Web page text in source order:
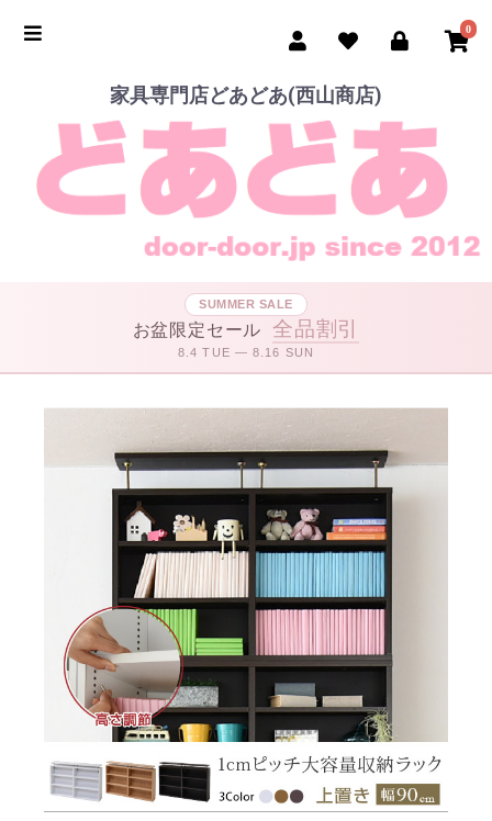
0
家具専門店どあどあ(西山商店)
SUMMER SALE
お盆限定セール 全品割引
8.4 TUE — 8.16 SUN